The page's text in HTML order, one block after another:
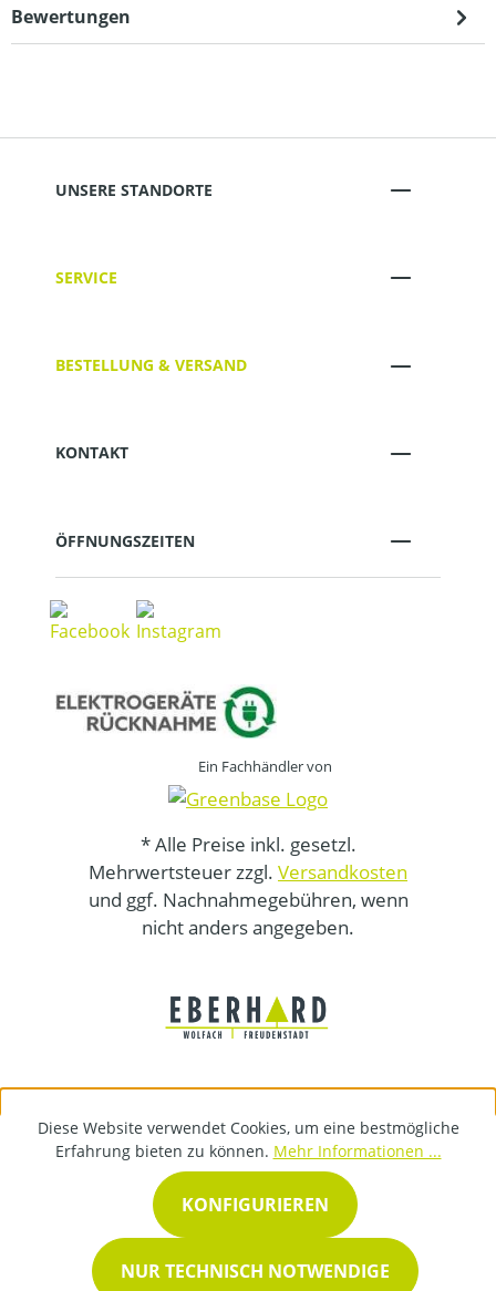
Bewertungen
UNSERE STANDORTE
SERVICE
BESTELLUNG & VERSAND
KONTAKT
ÖFFNUNGSZEITEN
Ein Fachhändler von
* Alle Preise inkl. gesetzl.
Mehrwertsteuer zzgl. Versandkosten
und ggf. Nachnahmegebühren, wenn
nicht anders angegeben.
Diese Website verwendet Cookies, um eine bestmögliche
Erfahrung bieten zu können. Mehr Informationen ...
NUR TECHNISCH NOTWENDIGE
KONFIGURIEREN